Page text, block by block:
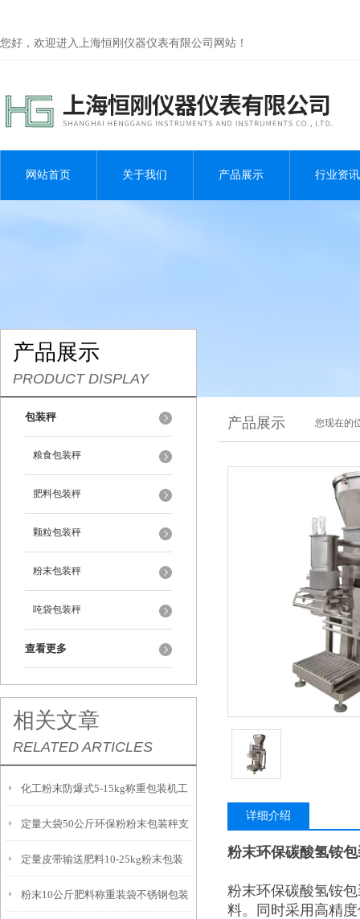
您好，欢迎进入上海恒刚仪器仪表有限公司网站！
网站首页 关于我们 产品展示 行业资讯
产品展示
PRODUCT DISPLAY
包装秤
粮食包装秤
肥料包装秤
颗粒包装秤
粉末包装秤
吨袋包装秤
查看更多
相关文章
RELATED ARTICLES
化工粉末防爆式5-15kg称重包装机工
厂生产
定量大袋50公斤环保粉粉末包装秤支
持定制
定量皮带输送肥料10-25kg粉末包装
秤产品简介
粉末10公斤肥料称重装袋不锈钢包装
产品展示 您现在的
详细介绍
粉末环保碳酸氢铵
粉末环保碳酸氢铵
料。同时采用高精